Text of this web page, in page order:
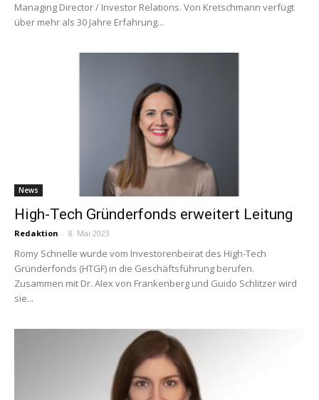
Managing Director / Investor Relations. Von Kretschmann verfügt
über mehr als 30 Jahre Erfahrung...
News
High-Tech Gründerfonds erweitert Leitung
Redaktion - 8. Mai 2023
Romy Schnelle wurde vom Investorenbeirat des High-Tech
Gründerfonds (HTGF) in die Geschäftsführung berufen.
Zusammen mit Dr. Alex von Frankenberg und Guido Schlitzer wird
sie...